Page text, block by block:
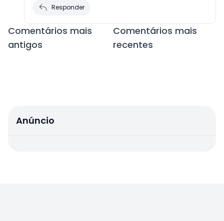
Responder
Navegação
de
comentários
Comentários mais
antigos
Comentários mais
recentes
Anúncio